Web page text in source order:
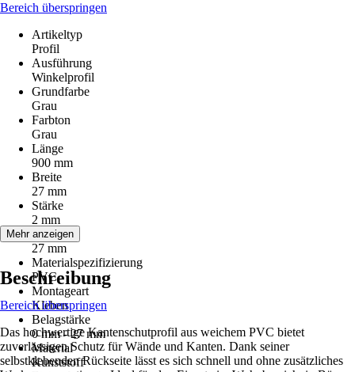
Bereich überspringen
Artikeltyp
Profil
Ausführung
Winkelprofil
Grundfarbe
Grau
Farbton
Grau
Länge
900 mm
Breite
27 mm
Stärke
2 mm
Höhe
27 mm
Materialspezifizierung
PVC
Montageart
Kleben
Belagstärke
0 mm - 27 mm
Material
Kunststoff
Mehr anzeigen
Beschreibung
Bereich überspringen
Das hochwertige Kantenschutprofil aus weichem PVC bietet
zuverlässigen Schutz für Wände und Kanten. Dank seiner
selbstklebenden Rückseite lässt es sich schnell und ohne zusätzliches